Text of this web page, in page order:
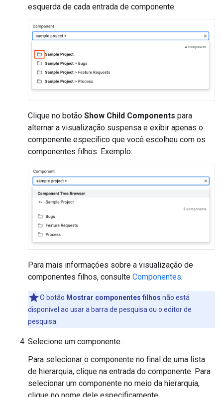
esquerda de cada entrada de componente:
Clique no botão Show Child Components para
alternar a visualização suspensa e exibir apenas o
componente específico que você escolheu com os
componentes filhos. Exemplo:
Para mais informações sobre a visualização de
componentes filhos, consulte Componentes.
O botão Mostrar componentes filhos não está
disponível ao usar a barra de pesquisa ou o editor de
pesquisa.
Selecione um componente.
Para selecionar o componente no final de uma lista
de hierarquia, clique na entrada do componente. Para
selecionar um componente no meio da hierarquia,